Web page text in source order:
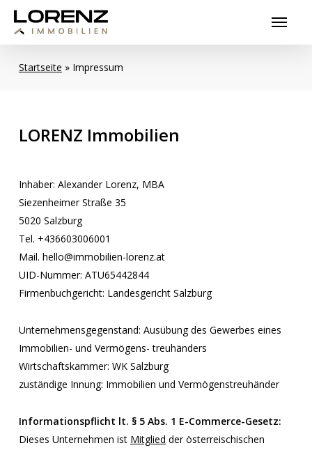
Skip
main
content
Menu
Startseite » Impressum
LORENZ Immobilien
Inhaber: Alexander Lorenz, MBA
Siezenheimer Straße 35
5020 Salzburg
Tel. +436603006001
Mail. hello@immobilien-lorenz.at
UID-Nummer: ATU65442844
Firmenbuchgericht: Landesgericht Salzburg
Unternehmensgegenstand: Ausübung des Gewerbes eines
Immobilien- und Vermögens- treuhänders
Wirtschaftskammer: WK Salzburg
zuständige Innung: Immobilien und Vermögenstreuhänder
Informationspflicht lt. § 5 Abs. 1 E-Commerce-Gesetz:
Dieses Unternehmen ist Mitglied der österreischischen